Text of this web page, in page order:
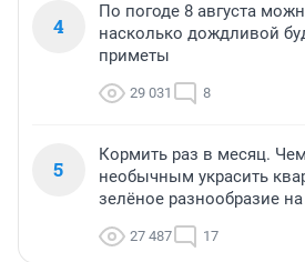
4
По погоде 8 августа
насколько дождливой
приметы
29 031 8
5
Кормить раз в месяц.
необычным украсить
зелёное разнообразие
27 487 17